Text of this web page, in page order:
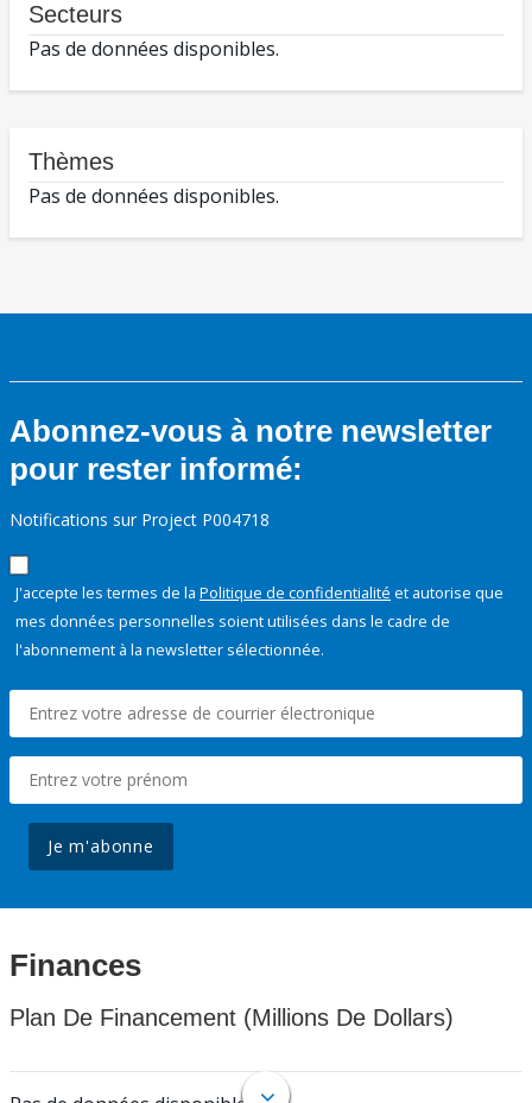
Secteurs
Pas de données disponibles.
Thèmes
Pas de données disponibles.
Abonnez-vous à notre newsletter
pour rester informé:
Notifications sur Project P004718
J'accepte les termes de la Politique de confidentialité et autorise que
mes données personnelles soient utilisées dans le cadre de
l'abonnement à la newsletter sélectionnée.
Je m'abonne
Finances
Plan De Financement (Millions De Dollars)